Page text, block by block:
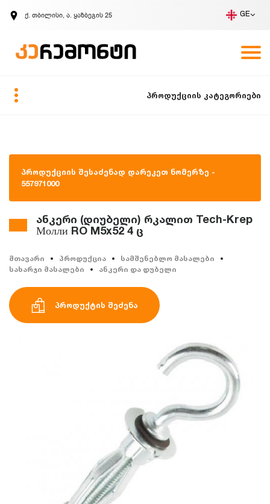
ქ. თბილისი, ა. ყაზბეგის 25 GE
ზარის მოთხოვნა
პროდუქციის კატეგორიები
პროდუქციის შესაძენად დარეკეთ ნომერზე -
557971000
ანკერი (დიუბელი) რკალით Tech-Krep
Молли RO M5x52 4 ც
მთავარი პროდუქცია
სამშენებლო მასალები
სახარჯი მასალები
ანკერი და დუბელი
პროდუქტის შეძენა